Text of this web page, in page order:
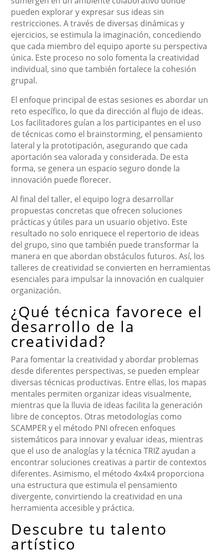
pueden explorar y expresar sus ideas sin
restricciones. A través de diversas dinámicas y
ejercicios, se estimula la imaginación, concediendo
que cada miembro del equipo aporte su perspectiva
única. Este proceso no solo fomenta la creatividad
individual, sino que también fortalece la cohesión
grupal.
El enfoque principal de estas sesiones es abordar un
reto específico, lo que da dirección al flujo de ideas.
Los facilitadores guían a los participantes en el uso
de técnicas como el brainstorming, el pensamiento
lateral y la prototipación, asegurando que cada
aportación sea valorada y considerada. De esta
forma, se genera un espacio seguro donde la
innovación puede florecer.
Al final del taller, el equipo logra desarrollar
propuestas concretas que ofrecen soluciones
prácticas y útiles para un usuario objetivo. Este
resultado no solo enriquece el repertorio de ideas
del grupo, sino que también puede transformar la
manera en que abordan obstáculos futuros. Así, los
talleres de creatividad se convierten en herramientas
esenciales para impulsar la innovación en cualquier
organización.
¿Qué técnica favorece el
desarrollo de la
creatividad?
Para fomentar la creatividad y abordar problemas
desde diferentes perspectivas, se pueden emplear
diversas técnicas productivas. Entre ellas, los mapas
mentales permiten organizar ideas visualmente,
mientras que la lluvia de ideas facilita la generación
libre de conceptos. Otras metodologías como
SCAMPER y el método PNI ofrecen enfoques
sistemáticos para innovar y evaluar ideas, mientras
que el uso de analogías y la técnica TRIZ ayudan a
encontrar soluciones creativas a partir de contextos
diferentes. Asimismo, el método 4x4x4 proporciona
una estructura que estimula el pensamiento
divergente, convirtiendo la creatividad en una
herramienta accesible y práctica.
Descubre tu talento
artístico